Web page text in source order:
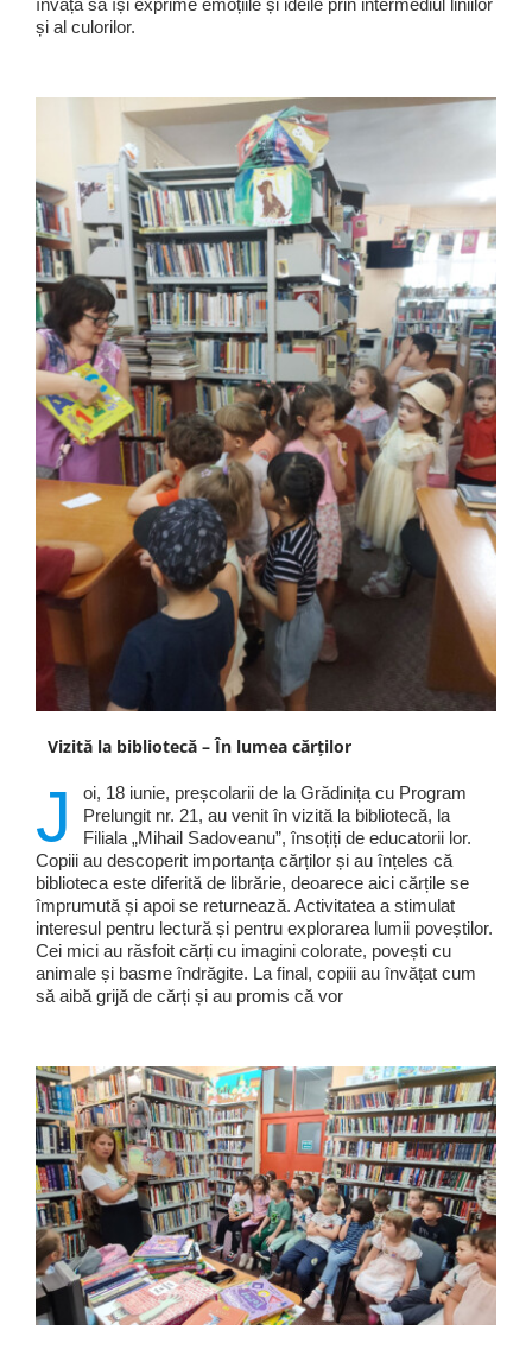
învăța să își exprime emoțiile și ideile prin intermediul liniilor
și al culorilor.
Vizită la bibliotecă – În lumea cărților
J
oi, 18 iunie, preșcolarii de la Grădinița cu Program
Prelungit nr. 21, au venit în vizită la bibliotecă, la
Filiala „Mihail Sadoveanu”, însoțiți de educatorii lor.
Copiii au descoperit importanța cărților și au înțeles că
biblioteca este diferită de librărie, deoarece aici cărțile se
împrumută și apoi se returnează. Activitatea a stimulat
interesul pentru lectură și pentru explorarea lumii poveștilor.
Cei mici au răsfoit cărți cu imagini colorate, povești cu
animale și basme îndrăgite. La final, copiii au învățat cum
să aibă grijă de cărți și au promis că vor